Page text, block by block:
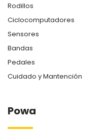
Rodillos
Ciclocomputadores
Sensores
Bandas
Pedales
Cuidado y Mantención
Powa